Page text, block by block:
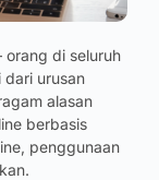
orang di seluruh
urusan
alasan
berbasis
penggunaan